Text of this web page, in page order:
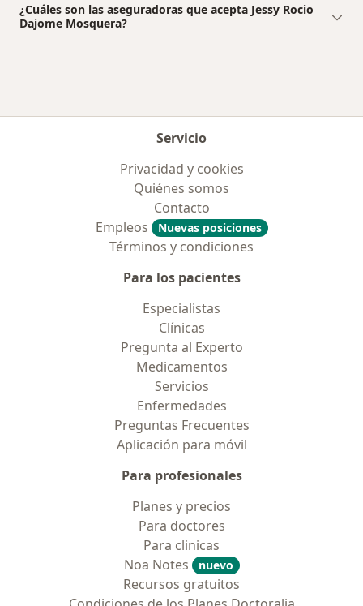
¿Cuáles son las aseguradoras que acepta Jessy Rocio
Dajome Mosquera?
Servicio
Privacidad y cookies
Quiénes somos
Contacto
Empleos
Nuevas posiciones
Términos y condiciones
Para los pacientes
Especialistas
Clínicas
Pregunta al Experto
Medicamentos
Servicios
Enfermedades
Preguntas Frecuentes
Aplicación para móvil
Para profesionales
Planes y precios
Para doctores
Para clinicas
Noa Notes
nuevo
Recursos gratuitos